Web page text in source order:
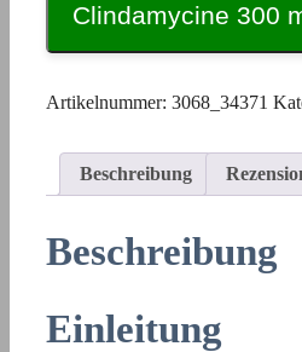
Clindamycine 300
Artikelnummer: 3068_34371
Beschreibung
Beschreibung
Einleitung